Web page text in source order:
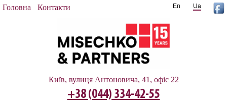
Головна Контакти Ua
En
Київ, вулиця Антоновича, 41, офіс 22
+38 (044) 334-42-55